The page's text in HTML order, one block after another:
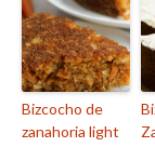
Bizcocho de
zanahoria light